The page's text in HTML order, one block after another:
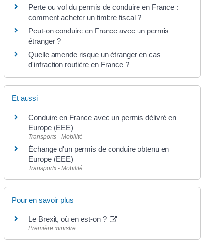
Perte ou vol du permis de conduire en France :
comment acheter un timbre fiscal ?
Peut-on conduire en France avec un permis
étranger ?
Quelle amende risque un étranger en cas
d'infraction routière en France ?
Et aussi
Conduire en France avec un permis délivré en
Europe (EEE)
Transports - Mobilité
Échange d'un permis de conduire obtenu en
Europe (EEE)
Transports - Mobilité
Pour en savoir plus
Le Brexit, où en est-on ?
Première ministre